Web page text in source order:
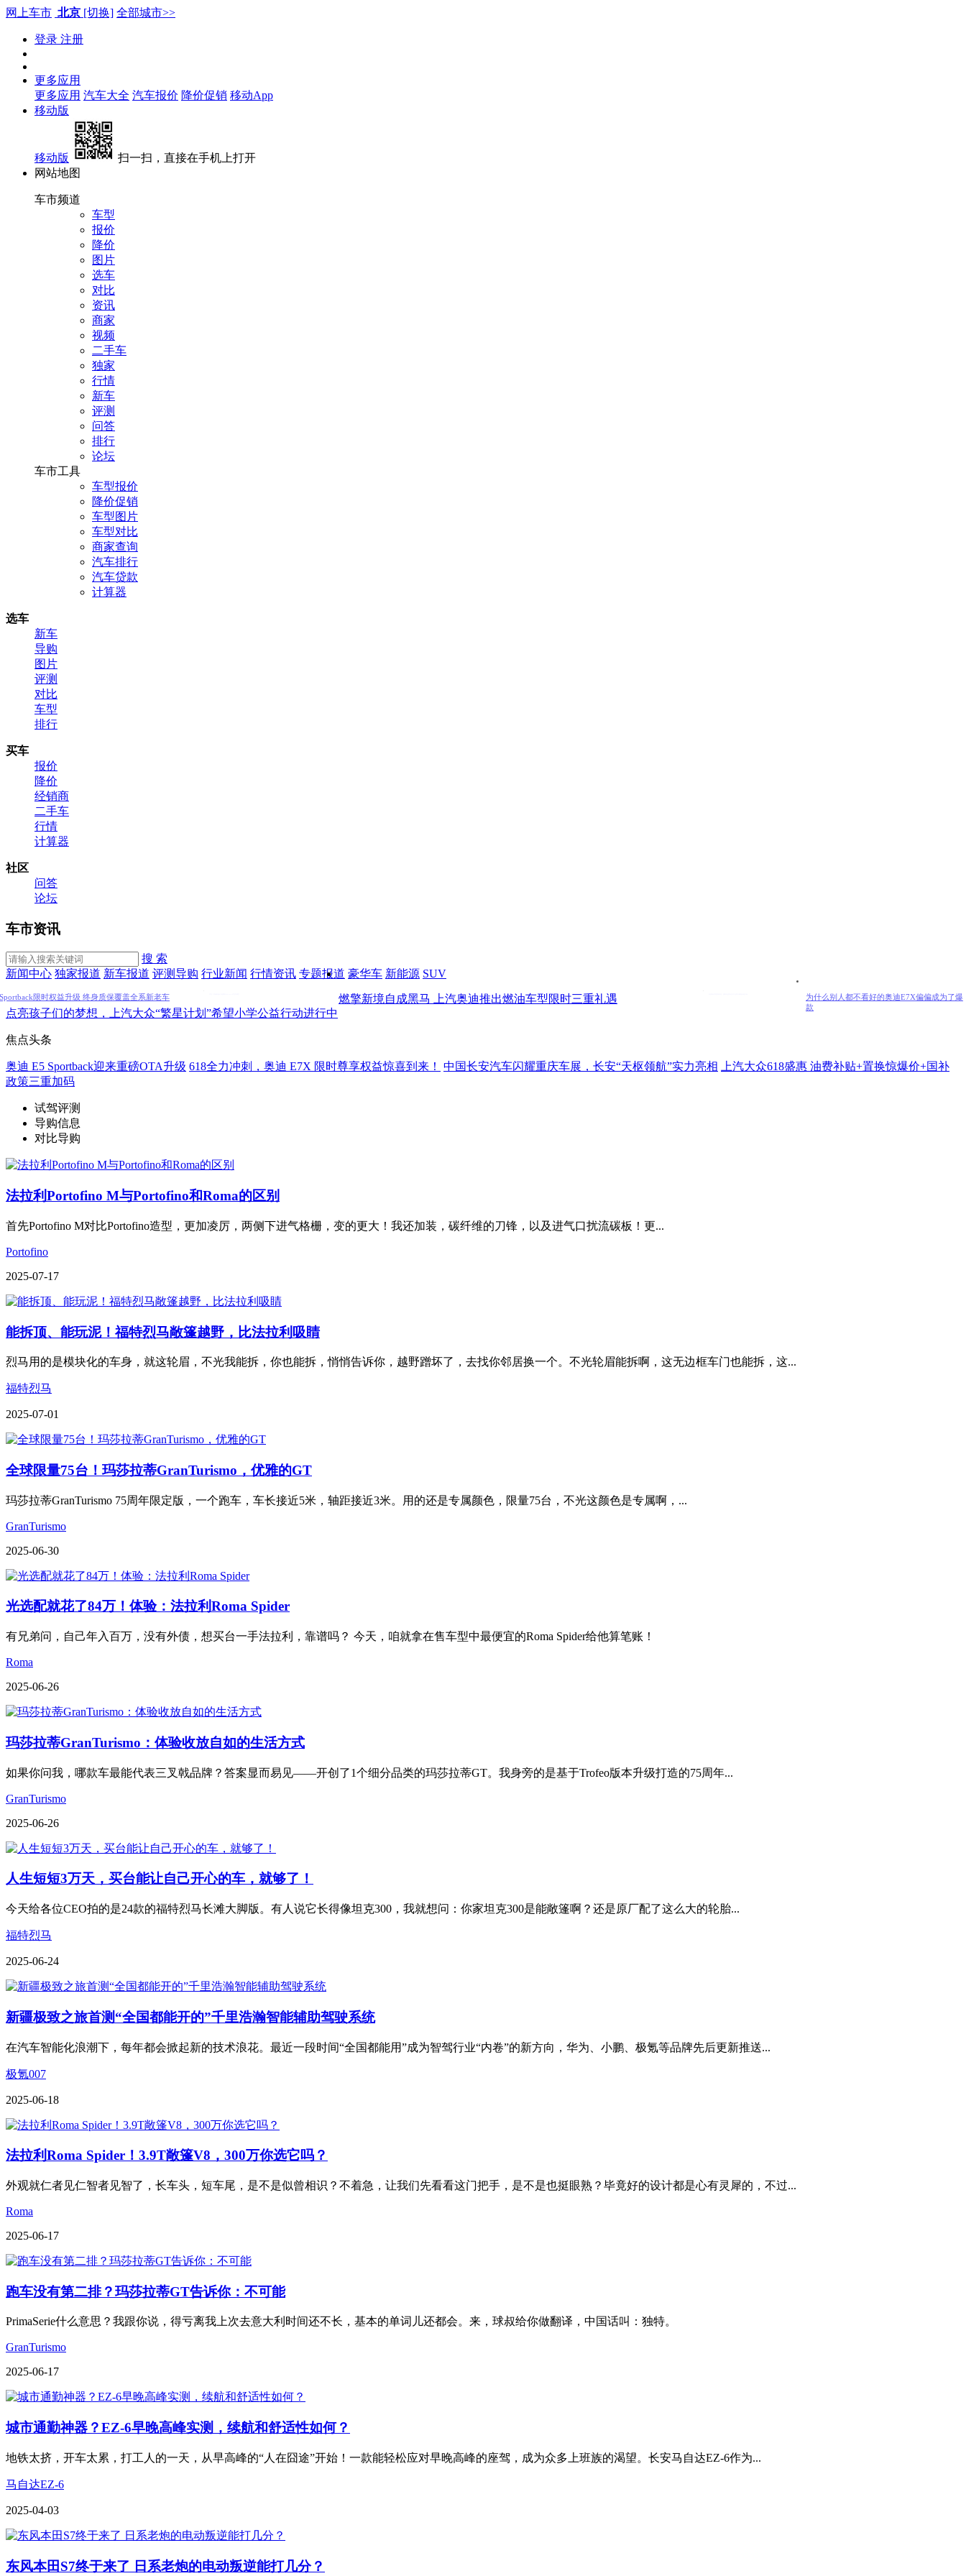
网上车市 北京 [切换] 全部城市>>
登录 注册
更多应用
更多应用 汽车大全 汽车报价 降价促销 移动App
移动版
移动版
扫一扫，直接在手机上打开
网站地图
车市频道
车型
报价
降价
图片
选车
对比
资讯
商家
视频
二手车
独家
行情
新车
评测
问答
排行
论坛
车市工具
车型报价
降价促销
车型图片
车型对比
商家查询
汽车排行
汽车贷款
计算器
选车
新车
导购
图片
评测
对比
车型
排行
买车
报价
降价
经销商
二手车
行情
计算器
社区
问答
论坛
车市资讯
搜 索
新闻中心 独家报道 新车报道 评测导购 行业新闻 行情资讯 专题报道 豪华车 新能源 SUV
境自成黑马 上汽奥迪推出燃油车型限时三重礼遇
为什么别人都不看好的奥迪E7X偏偏成为了爆
高质量经营逻辑落地，捷豹路虎渠道与产品双向赋能
点亮孩子们的梦想，上汽大众“繁星计划”希望小学公益行动进行中
焦点头条
奥迪 E5 Sportback迎来重磅OTA升级 618全力冲刺，奥迪 E7X 限时尊享权益惊喜到来！ 中国长安汽车闪耀重庆车展，长安“天枢领航”实力亮相 上汽大众618盛惠 油费补贴+置换惊爆价+国补
政策三重加码
试驾评测
导购信息
对比导购
法拉利Portofino M与Portofino和Roma的区别
首先Portofino M对比Portofino造型，更加凌厉，两侧下进气格栅，变的更大！我还加装，碳纤维的刀锋，以及进气口扰流碳板！更...
Portofino
2025-07-17
能拆顶、能玩泥！福特烈马敞篷越野，比法拉利吸睛
烈马用的是模块化的车身，就这轮眉，不光我能拆，你也能拆，悄悄告诉你，越野蹭坏了，去找你邻居换一个。不光轮眉能拆啊，这无边框车门也能拆，这...
福特烈马
2025-07-01
全球限量75台！玛莎拉蒂GranTurismo，优雅的GT
玛莎拉蒂GranTurismo 75周年限定版，一个跑车，车长接近5米，轴距接近3米。用的还是专属颜色，限量75台，不光这颜色是专属啊，...
GranTurismo
2025-06-30
光选配就花了84万！体验：法拉利Roma Spider
有兄弟问，自己年入百万，没有外债，想买台一手法拉利，靠谱吗？ 今天，咱就拿在售车型中最便宜的Roma Spider给他算笔账！
Roma
2025-06-26
玛莎拉蒂GranTurismo：体验收放自如的生活方式
如果你问我，哪款车最能代表三叉戟品牌？答案显而易见——开创了1个细分品类的玛莎拉蒂GT。我身旁的是基于Trofeo版本升级打造的75周年...
GranTurismo
2025-06-26
人生短短3万天，买台能让自己开心的车，就够了！
今天给各位CEO拍的是24款的福特烈马长滩大脚版。有人说它长得像坦克300，我就想问：你家坦克300是能敞篷啊？还是原厂配了这么大的轮胎...
福特烈马
2025-06-24
新疆极致之旅首测“全国都能开的”千里浩瀚智能辅助驾驶系统
在汽车智能化浪潮下，每年都会掀起新的技术浪花。最近一段时间“全国都能用”成为智驾行业“内卷”的新方向，华为、小鹏、极氪等品牌先后更新推送...
极氪007
2025-06-18
法拉利Roma Spider！3.9T敞篷V8，300万你选它吗？
外观就仁者见仁智者见智了，长车头，短车尾，是不是似曾相识？不着急，让我们先看看这门把手，是不是也挺眼熟？毕竟好的设计都是心有灵犀的，不过...
Roma
2025-06-17
跑车没有第二排？玛莎拉蒂GT告诉你：不可能
PrimaSerie什么意思？我跟你说，得亏离我上次去意大利时间还不长，基本的单词儿还都会。来，球叔给你做翻译，中国话叫：独特。
GranTurismo
2025-06-17
城市通勤神器？EZ-6早晚高峰实测，续航和舒适性如何？
地铁太挤，开车太累，打工人的一天，从早高峰的“人在囧途”开始！一款能轻松应对早晚高峰的座驾，成为众多上班族的渴望。长安马自达EZ-6作为...
马自达EZ-6
2025-04-03
东风本田S7终于来了 日系老炮的电动叛逆能打几分？